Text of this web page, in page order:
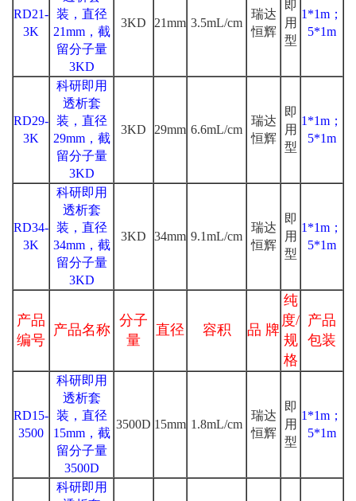
RD21-
3K
装，直径
21mm，截
留分子量
3KD
3KD 21mm 3.5mL/cm
瑞达
恒辉
即
用
型
1*1m；
5*1m
RD29-
3K
科研即用
透析套
装，直径
29mm，截
留分子量
3KD
3KD 29mm 6.6mL/cm
瑞达
恒辉
即
用
型
1*1m；
5*1m
RD34-
3K
科研即用
透析套
装，直径
34mm，截
留分子量
3KD
3KD 34mm 9.1mL/cm
瑞达
恒辉
即
用
型
1*1m；
5*1m
产品
编号
产品名称
分子
量
直径 容积 品 牌
纯
度/
规
格
产品
包装
RD15-
3500
科研即用
透析套
装，直径
15mm，截
留分子量
3500D
3500D 15mm 1.8mL/cm
瑞达
恒辉
即
用
型
1*1m；
5*1m
科研即用